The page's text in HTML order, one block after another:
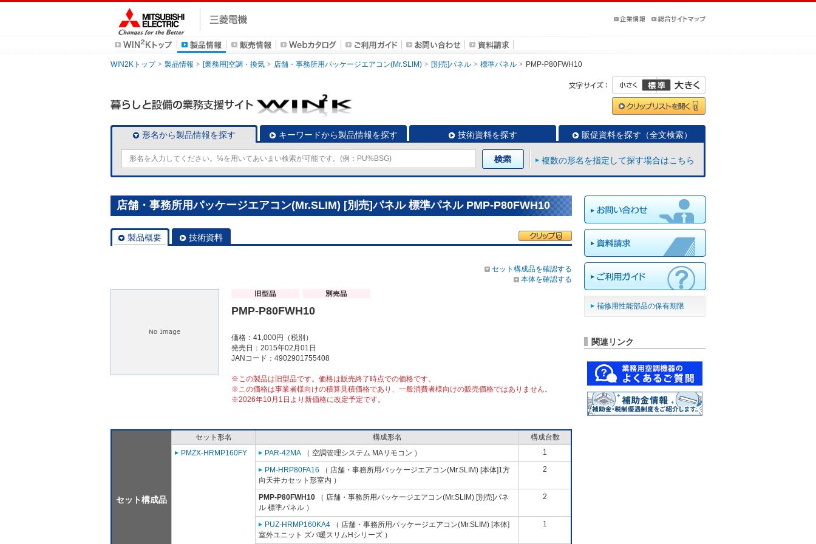
WIN2Kトップ 製品情報 [業務用]空調・換気 店舗・事務所用パッケージエアコン(Mr.SLIM) [別売]パネル 標準パネル PMP-P80FWH10
形名から製品情報を探す キーワードから製品情報を探す 技術資料を探す 販促資料を探す（全文検索）
複数の形名を指定して探す場合はこちら
店舗・事務所用パッケージエアコン(Mr.SLIM) [別売]パネル 標準パネル PMP-P80FWH10
製品概要 技術資料
セット構成品を確認する
本体を確認する
PMP-P80FWH10
価格：41,000円（税別）
発売日：2015年02月01日
JANコード：4902901755408
※この製品は旧型品です。価格は販売終了時点での価格です。
※この価格は事業者様向けの積算見積価格であり、一般消費者様向けの販売価格ではありません。
※2026年10月1日より新価格に改定予定です。
セット構成品
セット形名 構成形名
構成台数
PMZX-HRMP160FY
PAR-42MA （ 空調管理システム MAリモコン ） 1
PM-HRP80FA16 （ 店舗・事務所用パッケージエアコン(Mr.SLIM) [本体]1方
向天井カセット形室内 ）
2
PMP-P80FWH10 （ 店舗・事務所用パッケージエアコン(Mr.SLIM) [別売]パネ
ル 標準パネル ）
2
PUZ-HRMP160KA4 （ 店舗・事務所用パッケージエアコン(Mr.SLIM) [本体]
室外ユニット ズバ暖スリムHシリーズ ）
1
補修用性能部品の保有期限
関連リンク